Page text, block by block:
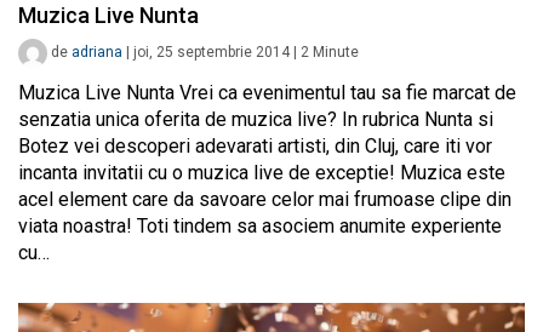
Muzica Live Nunta
de adriana joi, 25 septembrie 2014 2 Minute
Muzica Live Nunta Vrei ca evenimentul tau sa fie marcat de
senzatia unica oferita de muzica live? In rubrica Nunta si
Botez vei descoperi adevarati artisti, din Cluj, care iti vor
incanta invitatii cu o muzica live de exceptie! Muzica este
acel element care da savoare celor mai frumoase clipe din
viata noastra! Toti tindem sa asociem anumite experiente
cu…